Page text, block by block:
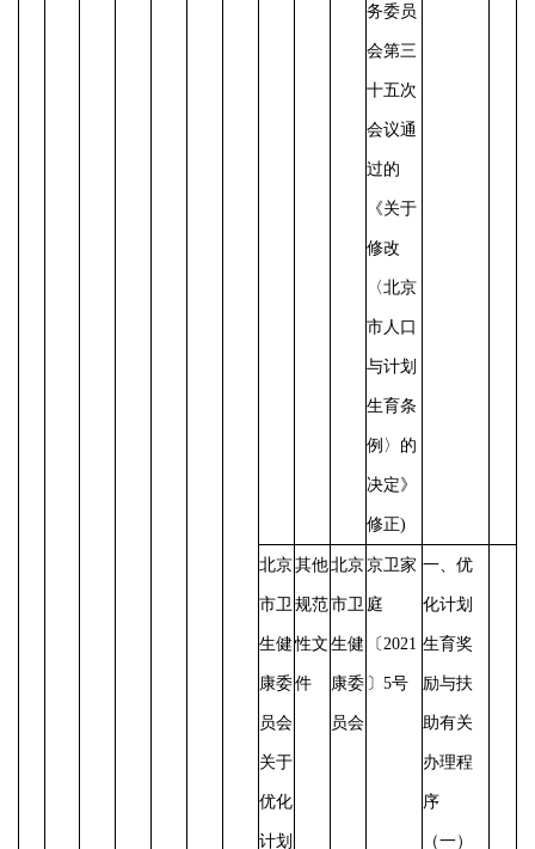
务委员
会第三
十五次
会议通
过的
《关于
修改
〈北京
市人口
与计划
生育条
例〉的
决定》
修正)
北京
市卫
生健
康委
员会
关于
优化
计划
其他
规范
性文
件
北京
市卫
生健
康委
员会
京卫家
庭
〔 2021
〕5号
一、优
化计划
生育奖
励与扶
助有关
办理程
序
（一）